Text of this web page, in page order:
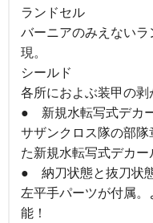
ランドセル
バーニアのみえない
現。
シールド
各所におよぶ装甲の剥
● 新規水転写式デカ
サザンクロス隊の部
た新規水転写式デカー
● 納刀状態と抜刀状
左平手パーツが付属
能！